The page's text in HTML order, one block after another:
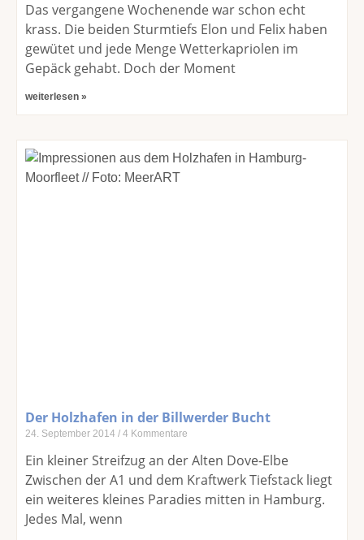
Das vergangene Wochenende war schon echt
krass. Die beiden Sturmtiefs Elon und Felix haben
gewütet und jede Menge Wetterkapriolen im
Gepäck gehabt. Doch der Moment
weiterlesen »
Der Holzhafen in der Billwerder Bucht
24. September 2014 4 Kommentare
Ein kleiner Streifzug an der Alten Dove-Elbe
Zwischen der A1 und dem Kraftwerk Tiefstack liegt
ein weiteres kleines Paradies mitten in Hamburg.
Jedes Mal, wenn